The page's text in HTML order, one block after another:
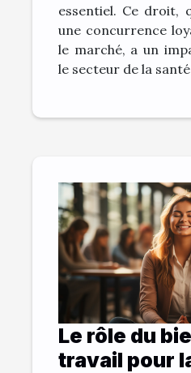
essentiel. Ce droit,
une concurrence
le marché, a un
le secteur de la
Le rôle du
travail pour